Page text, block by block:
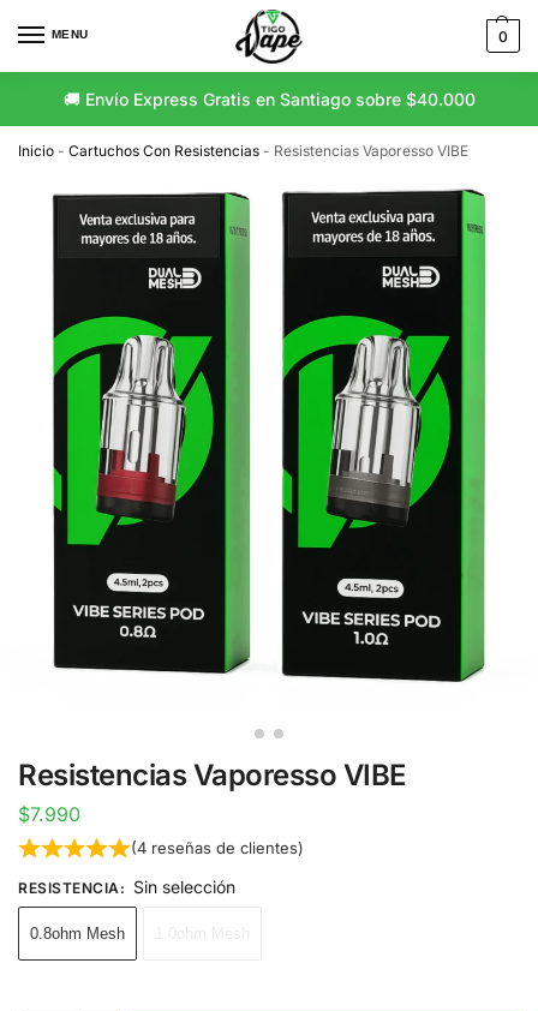
MENU 0
🚚 Envío Express Gratis en Santiago sobre $40.000
Inicio - Cartuchos Con Resistencias - Resistencias Vaporesso VIBE
Resistencias Vaporesso VIBE
$7.990
(4reseñas de clientes)
RESISTENCIA: Sin selección
0.8ohm Mesh